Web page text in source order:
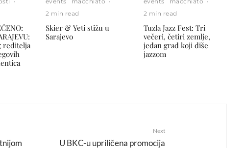
reditelja
2 min read
Skier & Yeti stižu u
Sarajevo
2 min read
Tuzla Jazz Fest: Tri
večeri, četiri zemlje,
jedan grad koji diše
jazzom
Next
U BKC-u upriličena promocija